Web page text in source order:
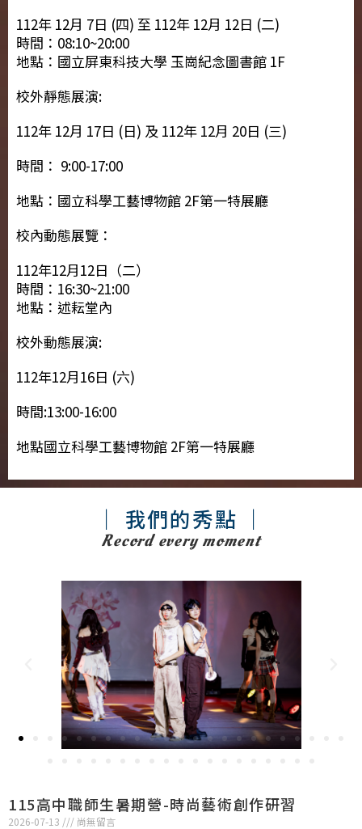
112年 12月 7日 (四) 至 112年 12月 12日 (二)
時間：08:10~20:00
地點：國立屏東科技大學 玉崗紀念圖書館 1F
校外靜態展演:
112年 12月 17日 (日) 及 112年 12月 20日 (三)
時間： 9:00-17:00
地點：國立科學工藝博物館 2F第一特展廳
校內動態展覽：
112年12月12日（二）
時間：16:30~21:00
地點：述耘堂內
校外動態展演:
112年12月16日 (六)
時間:13:00-16:00
地點國立科學工藝博物館 2F第一特展廳
｜ 我們的秀點 ｜
Record every moment
115高中職師生暑期營-時尚藝術創作研習
2026-07-13 尚無留言